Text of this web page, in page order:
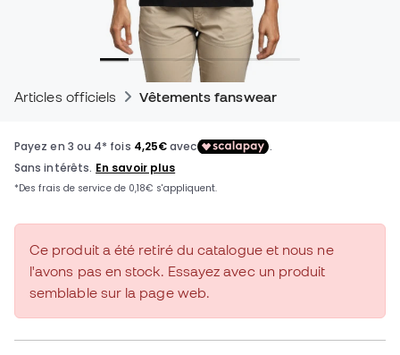
Articles officiels Vêtements fanswear
Ce produit a été retiré du catalogue et nous ne
l'avons pas en stock. Essayez avec un produit
semblable sur la page web.